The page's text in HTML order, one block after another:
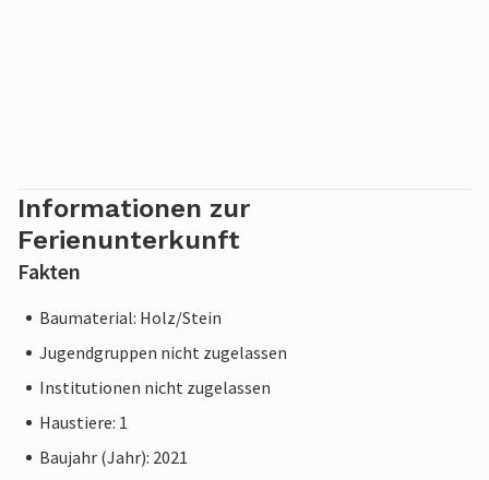
Informationen zur
Ferienunterkunft
Fakten
Baumaterial: Holz/Stein
Jugendgruppen nicht zugelassen
Institutionen nicht zugelassen
Haustiere: 1
Baujahr (Jahr): 2021